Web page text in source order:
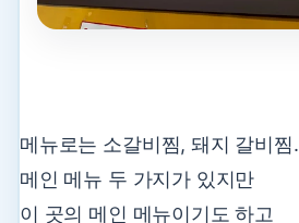
메뉴로는 소갈비찜, 돼지 갈비찜.
메인 메뉴 두 가지가 있지만
이 곳의 메인 메뉴이기도 하고